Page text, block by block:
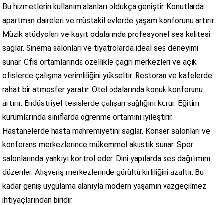
Bu hizmetlerin kullanım alanları oldukça geniştir. Konutlarda
apartman daireleri ve müstakil evlerde yaşam konforunu artırır.
Müzik stüdyoları ve kayıt odalarında profesyonel ses kalitesi
sağlar. Sinema salonları ve tiyatrolarda ideal ses deneyimi
sunar. Ofis ortamlarında özellikle çağrı merkezleri ve açık
ofislerde çalışma verimliliğini yükseltir. Restoran ve kafelerde
rahat bir atmosfer yaratır. Otel odalarında konuk konforunu
artırır. Endüstriyel tesislerde çalışan sağlığını korur. Eğitim
kurumlarında sınıflarda öğrenme ortamını iyileştirir.
Hastanelerde hasta mahremiyetini sağlar. Konser salonları ve
konferans merkezlerinde mükemmel akustik sunar. Spor
salonlarında yankıyı kontrol eder. Dini yapılarda ses dağılımını
düzenler. Alışveriş merkezlerinde gürültü kirliliğini azaltır. Bu
kadar geniş uygulama alanıyla modern yaşamın vazgeçilmez
ihtiyaçlarından biridir.